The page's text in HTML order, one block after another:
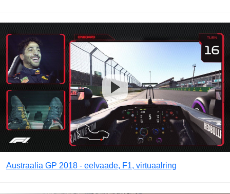
Austraalia GP 2018 - eelvaade, F1, virtuaalring